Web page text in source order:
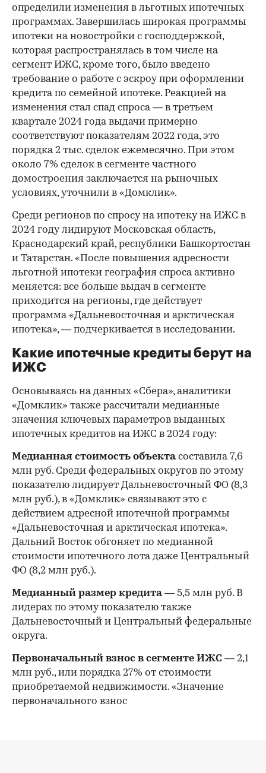
определили изменения в льготных ипотечных
программах. Завершилась широкая программы
ипотеки на новостройки с господдержкой,
которая распространялась в том числе на
сегмент ИЖС, кроме того, было введено
требование о работе с эскроу при оформлении
кредита по семейной ипотеке. Реакцией на
изменения стал спад спроса — в третьем
квартале 2024 года выдачи примерно
соответствуют показателям 2022 года, это
порядка 2 тыс. сделок ежемесячно. При этом
около 7% сделок в сегменте частного
домостроения заключается на рыночных
условиях, уточнили в «Домклик».
Среди регионов по спросу на ипотеку на ИЖС в
2024 году лидируют Московская область,
Краснодарский край, республики Башкортостан
и Татарстан. «После повышения адресности
льготной ипотеки география спроса активно
меняется: все больше выдач в сегменте
приходится на регионы, где действует
программа «Дальневосточная и арктическая
ипотека», — подчеркивается в исследовании.
Какие ипотечные кредиты берут на
ИЖС
Основываясь на данных «Сбера», аналитики
«Домклик» также рассчитали медианные
значения ключевых параметров выданных
ипотечных кредитов на ИЖС в 2024 году:
Медианная стоимость объектасоставила 7,6
млн руб. Среди федеральных округов по этому
показателю лидирует Дальневосточный ФО (8,3
млн руб.), в «Домклик» связывают это с
действием адресной ипотечной программы
«Дальневосточная и арктическая ипотека».
Дальний Восток обгоняет по медианной
стоимости ипотечного лота даже Центральный
ФО (8,2 млн руб.).
Медианный размер кредита— 5,5 млн руб. В
лидерах по этому показателю также
Дальневосточный и Центральный федеральные
округа.
Первоначальный взнос в сегменте ИЖС — 2,1
млн руб., или порядка 27% от стоимости
приобретаемой недвижимости. «Значение
первоначального взнос